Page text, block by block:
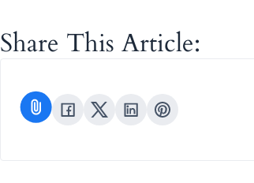
Share This Article: